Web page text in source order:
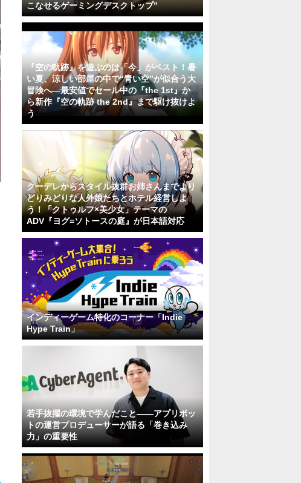
こなせるゲーミングデスクトップ”
『空の軌跡』を遊ぶのは「今」がベスト！暑
い夏、涼しい部屋の中で“青い空”が似合う大
冒険へ―最安値でセール中の『the 1st』か
ら新作『空の軌跡 the 2nd』まで駆け抜けよ
う
クーデレからスタイル抜群お姉さんまでより
どりみどりな人外娘たちとホテル経営しよ
う！「クトゥルフ×美少女」テーマの
ADV『ヨグ=ソトースの庭』が日本語対応
インディーゲーム特化のコーナー「Indie
Hype Train」
若手抜擢の環境で学んだこと――アプリボッ
トの運営プロデューサーが語る「巻き込み
力」の重要性